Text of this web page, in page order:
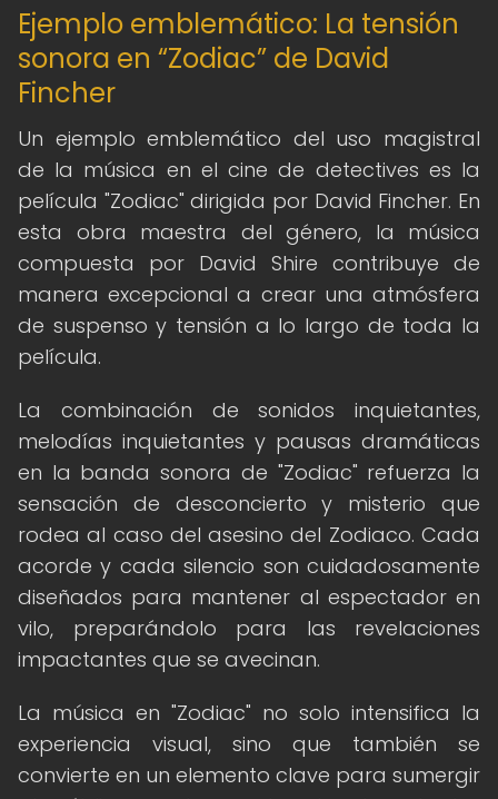
Ejemplo emblemático: La tensión
sonora en “Zodiac” de David
Fincher
Un ejemplo emblemático del uso magistral
de la música en el cine de detectives es la
película "Zodiac" dirigida por David Fincher. En
esta obra maestra del género, la música
compuesta por David Shire contribuye de
manera excepcional a crear una atmósfera
de suspenso y tensión a lo largo de toda la
película.
La combinación de sonidos inquietantes,
melodías inquietantes y pausas dramáticas
en la banda sonora de "Zodiac" refuerza la
sensación de desconcierto y misterio que
rodea al caso del asesino del Zodiaco. Cada
acorde y cada silencio son cuidadosamente
diseñados para mantener al espectador en
vilo, preparándolo para las revelaciones
impactantes que se avecinan.
La música en "Zodiac" no solo intensifica la
experiencia visual, sino que también se
convierte en un elemento clave para sumergir